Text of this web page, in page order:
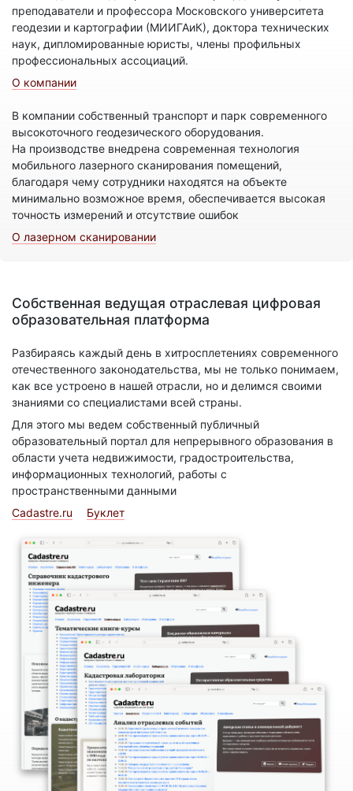
преподаватели и профессора Московского университета
геодезии и картографии (МИИГАиК), доктора технических
наук, дипломированные юристы, члены профильных
профессиональных ассоциаций.
О компании
В компании собственный транспорт и парк современного
высокоточного геодезического оборудования.
На производстве внедрена современная технология
мобильного лазерного сканирования помещений,
благодаря чему сотрудники находятся на объекте
минимально возможное время, обеспечивается высокая
точность измерений и отсутствие ошибок
О лазерном сканировании
Собственная ведущая отраслевая цифровая
образовательная платформа
Разбираясь каждый день в хитросплетениях современного
отечественного законодательства, мы не только понимаем,
как все устроено в нашей отрасли, но и делимся своими
знаниями со специалистами всей страны.
Для этого мы ведем собственный публичный
образовательный портал для непрерывного образования в
области учета недвижимости, градостроительства,
информационных технологий, работы с
пространственными данными
Cadastre.ru
Буклет